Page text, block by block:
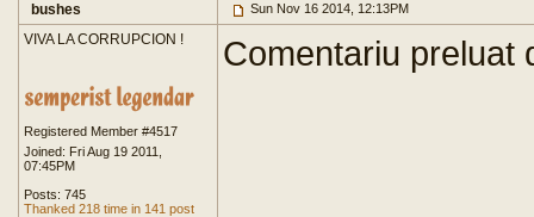
bushes
Sun Nov 16 2014, 12:13PM
VIVA LA CORRUPCION !
Registered Member #4517
Joined: Fri Aug 19 2011,
07:45PM
Posts: 745
Thanked 218 time in 141 post
Comentariu preluat